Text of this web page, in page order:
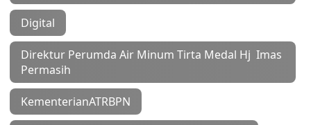
Digital
Direktur Perumda Air Minum Tirta Medal Hj Imas
Permasih
KementerianATRBPN